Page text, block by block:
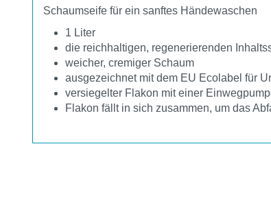
Schaumseife für ein sanftes Händewaschen
1 Liter
die reichhaltigen, regenerierenden
weicher, cremiger Schaum
ausgezeichnet mit dem EU Ecolabel für
versiegelter Flakon mit einer
Flakon fällt in sich zusammen, um das